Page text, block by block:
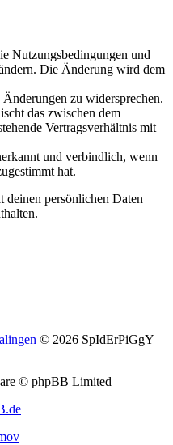
Nutzungsbedingungen und
Die Änderung wird dem
zu widersprechen.
das zwischen dem
Vertragsverhältnis mit
und verbindlich, wenn
hat.
deinen persönlichen Daten
© 2026 SpIdErPiGgY
© phpBB Limited